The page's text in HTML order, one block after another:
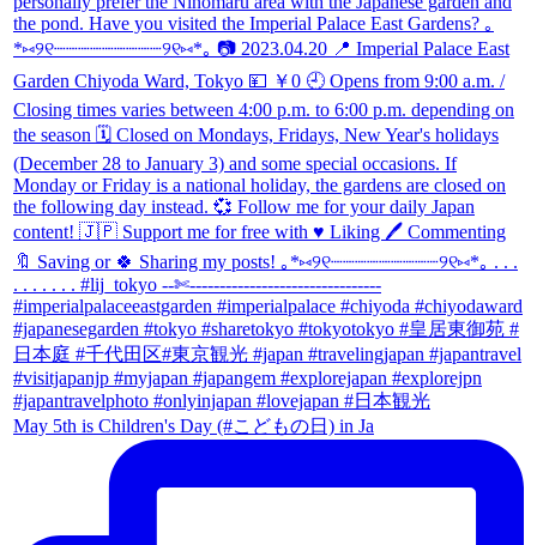
May 5th is Children's Day (#こどもの日) in Ja